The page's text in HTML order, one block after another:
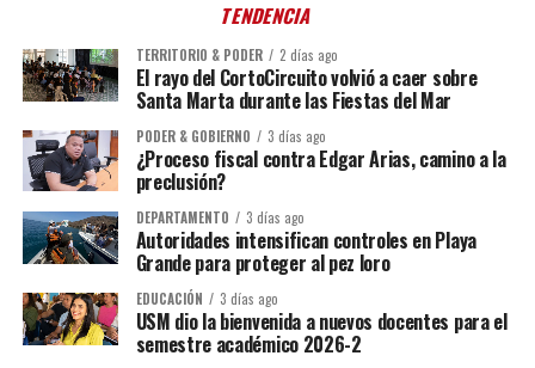
TENDENCIA
TERRITORIO & PODER 2 días ago
El rayo del CortoCircuito volvió a caer sobre
Santa Marta durante las Fiestas del Mar
PODER & GOBIERNO 3 días ago
¿Proceso fiscal contra Edgar Arias, camino a la
preclusión?
DEPARTAMENTO 3 días ago
Autoridades intensifican controles en Playa
Grande para proteger al pez loro
EDUCACIÓN 3 días ago
USM dio la bienvenida a nuevos docentes para el
semestre académico 2026-2